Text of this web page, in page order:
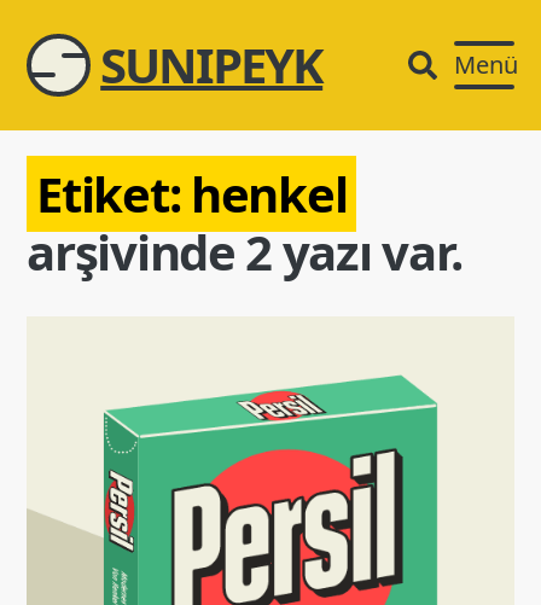
SUNIPEYK Menü
Etiket: henkel
arşivinde 2 yazı var.